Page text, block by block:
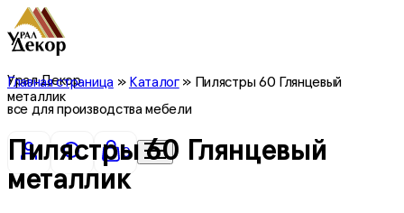
Урал Декор
все для производства мебели
0
Главная страница» Каталог» Пилястры 60 Глянцевый
металлик
Пилястры 60 Глянцевый
металлик